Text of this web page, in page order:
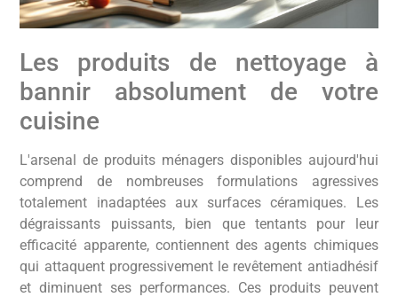
Les produits de nettoyage à
bannir absolument de votre
cuisine
L'arsenal de produits ménagers disponibles aujourd'hui
comprend de nombreuses formulations agressives
totalement inadaptées aux surfaces céramiques. Les
dégraissants puissants, bien que tentants pour leur
efficacité apparente, contiennent des agents chimiques
qui attaquent progressivement le revêtement antiadhésif
et diminuent ses performances. Ces produits peuvent